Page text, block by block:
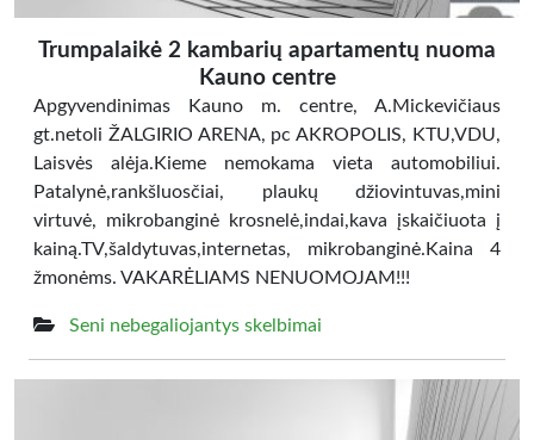
Trumpalaikė 2 kambarių apartamentų nuoma
Kauno centre
Apgyvendinimas Kauno m. centre, A.Mickevičiaus
gt.netoli ŽALGIRIO ARENA, pc AKROPOLIS, KTU,VDU,
Laisvės alėja.Kieme nemokama vieta automobiliui.
Patalynė,rankšluosčiai, plaukų džiovintuvas,mini
virtuvė, mikrobanginė krosnelė,indai,kava įskaičiuota į
kainą.TV,šaldytuvas,internetas, mikrobanginė.Kaina 4
žmonėms. VAKARĖLIAMS NENUOMOJAM!!!
Seni nebegaliojantys skelbimai